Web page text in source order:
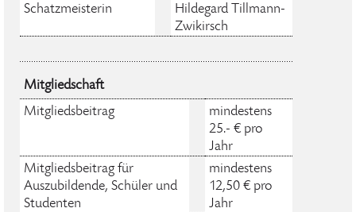
Schatzmeisterin
Hildegard Tillmann-
Zwikirsch
Mitgliedschaft
Mitgliedsbeitrag
mindestens
25.- € pro
Jahr
Mitgliedsbeitrag für
Auszubildende, Schüler und
Studenten
mindestens
12,50 € pro
Jahr